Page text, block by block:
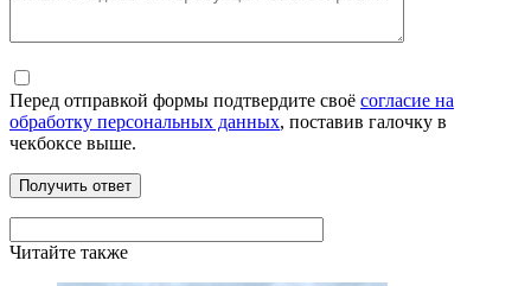
Перед отправкой формы подтвердите своё согласие на
обработку персональных данных, поставив галочку в
чекбоксе выше.
Читайте также